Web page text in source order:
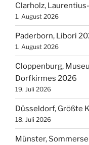
Clarholz,
1. August 2026
Paderborn, Libori
1. August 2026
Cloppenburg,
Dorfkirmes 2026
19. Juli 2026
Düsseldorf, Größte
18. Juli 2026
Münster,